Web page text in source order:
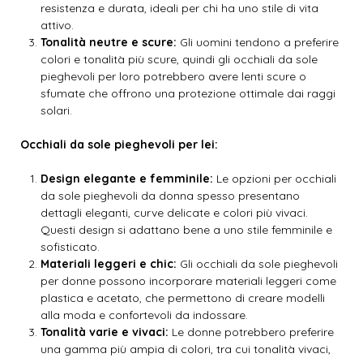
resistenza e durata, ideali per chi ha uno stile di vita
attivo.
Tonalità neutre e scure: Gli uomini tendono a preferire
colori e tonalità più scure, quindi gli occhiali da sole
pieghevoli per loro potrebbero avere lenti scure o
sfumate che offrono una protezione ottimale dai raggi
solari.
Occhiali da sole pieghevoli per lei:
Design elegante e femminile: Le opzioni per occhiali
da sole pieghevoli da donna spesso presentano
dettagli eleganti, curve delicate e colori più vivaci.
Questi design si adattano bene a uno stile femminile e
sofisticato.
Materiali leggeri e chic: Gli occhiali da sole pieghevoli
per donne possono incorporare materiali leggeri come
plastica e acetato, che permettono di creare modelli
alla moda e confortevoli da indossare.
Tonalità varie e vivaci: Le donne potrebbero preferire
una gamma più ampia di colori, tra cui tonalità vivaci,